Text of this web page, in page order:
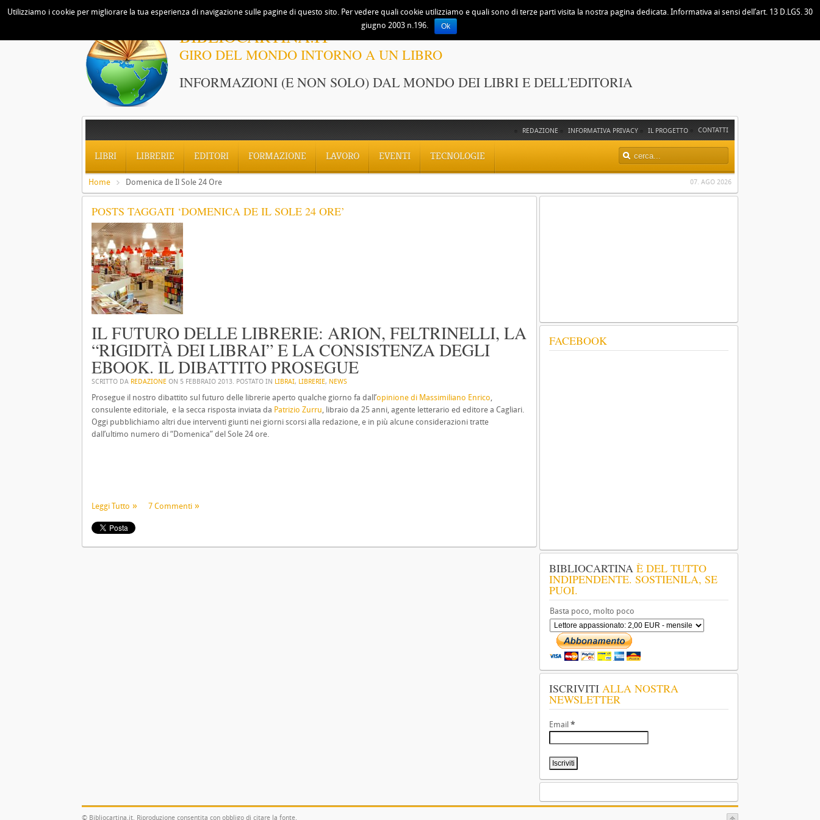
BIBLIOCARTINA.IT
GIRO DEL MONDO INTORNO A UN LIBRO
INFORMAZIONI (E NON SOLO) DAL MONDO DEI LIBRI E DELL'EDITORIA
CONTATTI
IL PROGETTO
INFORMATIVA PRIVACY
REDAZIONE
LIBRI LIBRERIE EDITORI FORMAZIONE LAVORO EVENTI TECNOLOGIE
07. AGO 2026
Home Domenica de Il Sole 24 Ore
POSTS TAGGATI ‘DOMENICA DE IL SOLE 24 ORE’
IL FUTURO DELLE LIBRERIE: ARION, FELTRINELLI, LA
“RIGIDITÀ DEI LIBRAI” E LA CONSISTENZA DEGLI
EBOOK. IL DIBATTITO PROSEGUE
SCRITTO DA REDAZIONE ON 5 FEBBRAIO 2013. POSTATO IN LIBRAI, LIBRERIE, NEWS
Prosegue il nostro dibattito sul futuro delle librerie aperto qualche giorno fa dall’opinione di Massimiliano Enrico,
consulente editoriale, e la secca risposta inviata da Patrizio Zurru, libraio da 25 anni, agente letterario ed editore a Cagliari.
Oggi pubblichiamo altri due interventi giunti nei giorni scorsi alla redazione, e in più alcune considerazioni tratte
dall’ultimo numero di “Domenica” del Sole 24 ore.
Leggi Tutto 7 Commenti
FACEBOOK
BIBLIOCARTINA È DEL TUTTO
INDIPENDENTE. SOSTIENILA, SE
PUOI.
Basta poco, molto poco
ISCRIVITI ALLA NOSTRA
NEWSLETTER
Email *
© Bibliocartina.it. Riproduzione consentita con obbligo di citare la fonte.
Utilizziamo i cookie per migliorare la tua esperienza di navigazione sulle pagine di questo sito. Per vedere quali cookie utilizziamo e quali sono di terze parti visita la nostra pagina dedicata. Informativa ai sensi dell’art. 13 D.LGS. 30
giugno 2003 n.196.
Ok